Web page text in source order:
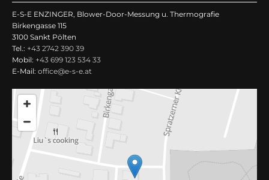
E-S-E ENZINGER, Blower-Door-Messung u. Thermografie
Birkengasse 115
3100 Sankt Pölten
Tel.: +43 2742 390 39
Mobil: +43 699 123 534 33
E-Mail: office@e-s-e.at